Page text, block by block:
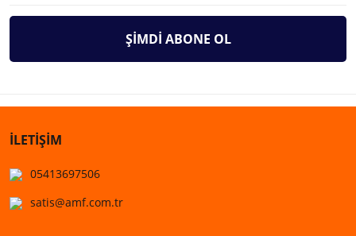
ŞİMDİ ABONE OL
İLETİŞİM
05413697506
satis@amf.com.tr